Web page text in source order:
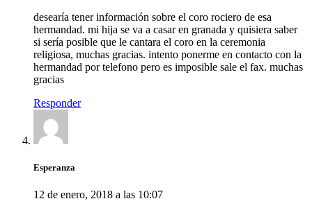
desearía tener información sobre el coro rociero de esa
hermandad. mi hija se va a casar en granada y quisiera saber
si sería posible que le cantara el coro en la ceremonia
religiosa, muchas gracias. intento ponerme en contacto con la
hermandad por telefono pero es imposible sale el fax. muchas
gracias
Responder
Esperanza
12 de enero, 2018 a las 10:07